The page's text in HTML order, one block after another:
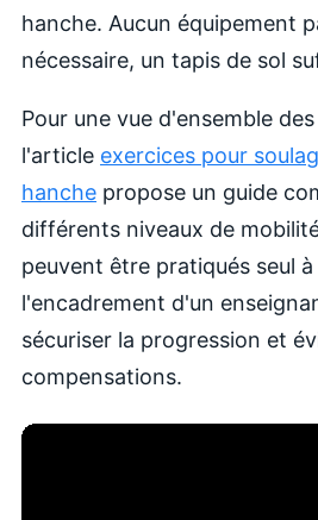
hanche. Aucun équipement
nécessaire, un tapis de sol
Pour une vue d'ensemble
l'article exercices pour
hanche propose un guide
différents niveaux de
peuvent être pratiqués seul
l'encadrement d'un
sécuriser la progression et
compensations.